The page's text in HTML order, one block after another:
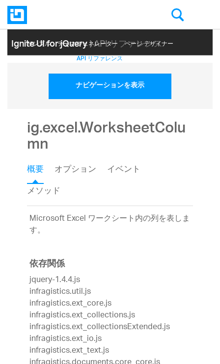
Ignite UI for jQuery| API リファレンス
サンプル テーマ ジェネレーター ページ デザイナー
ヘルプ トピック API リファレンス
ナビゲーションを表示
ig.excel.WorksheetColu
mn
概要 オプション
イベント
メソッド
Microsoft Excel ワークシート内の列を表しま
す。
依存関係
jquery-1.4.4.js
infragistics.util.js
infragistics.ext_core.js
infragistics.ext_collections.js
infragistics.ext_collectionsExtended.js
infragistics.ext_io.js
infragistics.ext_text.js